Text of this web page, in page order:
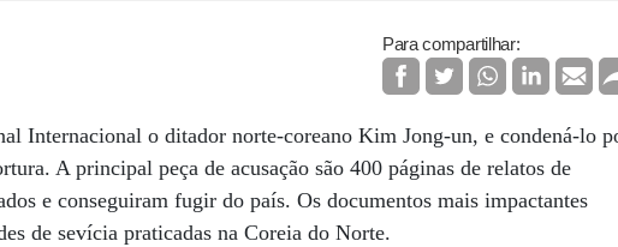
Para compartilhar:
Internacional o ditador norte-coreano Kim Jong-un, e condená-lo
A principal peça de acusação são 400 páginas de relatos de
e conseguiram fugir do país. Os documentos mais impactantes
de sevícia praticadas na Coreia do Norte.